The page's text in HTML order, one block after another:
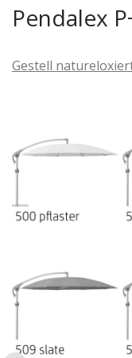
Wer seinen
Pendalex P+schnell
Osyrion LED-Spots
einem Begleiter für
Damit der Pendalex
verschiedene
Lösung für feste
Terrasse. Wer
wie Beton
Pendalex
Gestell